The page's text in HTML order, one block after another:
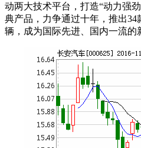
动两大技术平台，打造“动力强
典产品，力争通过十年，推出34
辆，成为国际先进、国内一流的